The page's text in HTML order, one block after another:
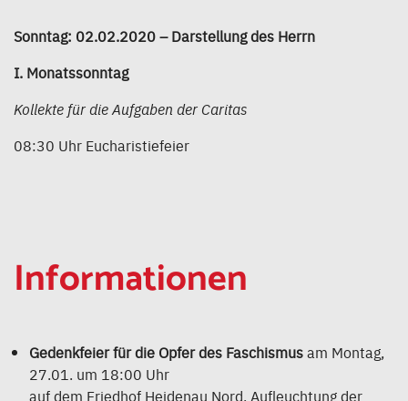
Sonntag: 02.02.2020 – Darstellung des Herrn
I. Monatssonntag
Kollekte für die Aufgaben der Caritas
08:30 Uhr Eucharistiefeier
Informationen
Gedenkfeier für die Opfer des Faschismusam Montag,
27.01. um 18:00 Uhr
auf dem Friedhof Heidenau Nord. Aufleuchtung der